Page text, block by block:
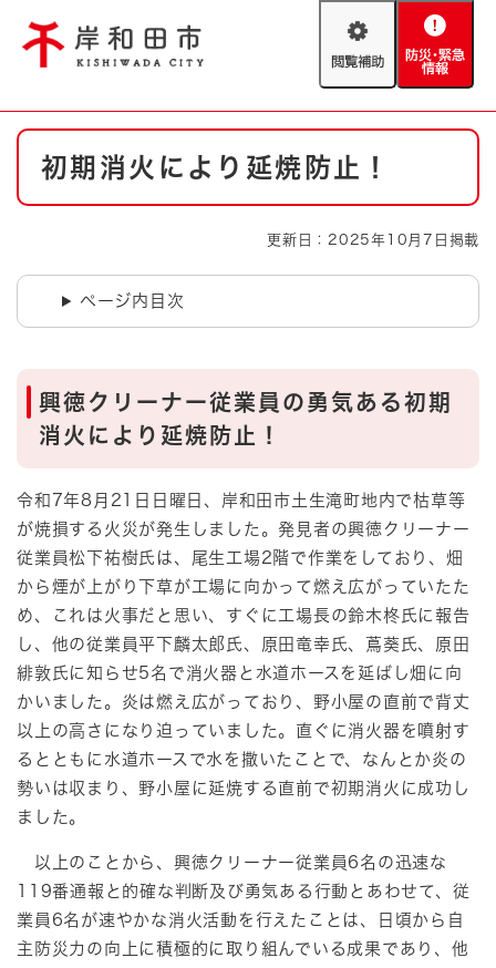
閲
助
防
緊
やさしい日本語
背景色変更 白 黒 青
とじる
防災・緊急情報 救急・消防
ハザードマップ AED設置箇所
本
初期消火により延焼防止！
更新日：2025年10月7日掲載
ページ内目次
興徳クリーナー従業員の勇気ある初期
消火により延焼防止！
令和7年8月21日日曜日、岸和田市土生滝町地内で枯草等
が焼損する火災が発生しました。発見者の興徳クリーナー
従業員松下祐樹氏は、尾生工場2階で作業をしており、畑
から煙が上がり下草が工場に向かって燃え広がっていたた
め、これは火事だと思い、すぐに工場長の鈴木柊氏に報告
し、他の従業員平下麟太郎氏、原田竜幸氏、蔦葵氏、原田
緋敦氏に知らせ5名で消火器と水道ホースを延ばし畑に向
かいました。炎は燃え広がっており、野小屋の直前で背丈
以上の高さになり迫っていました。直ぐに消火器を噴射す
るとともに水道ホースで水を撒いたことで、なんとか炎の
勢いは収まり、野小屋に延焼する直前で初期消火に成功し
ました。
以上のことから、興徳クリーナー従業員6名の迅速な
119番通報と的確な判断及び勇気ある行動とあわせて、従
業員6名が速やかな消火活動を行えたことは、日頃から自
主防災力の向上に積極的に取り組んでいる成果であり、他